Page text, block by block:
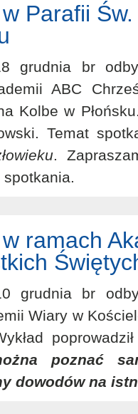
Parafii
grudnia br
ABC
Kolbe w
Temat
.
ramach
grudnia br
Wiary w
poznać
dowodów na